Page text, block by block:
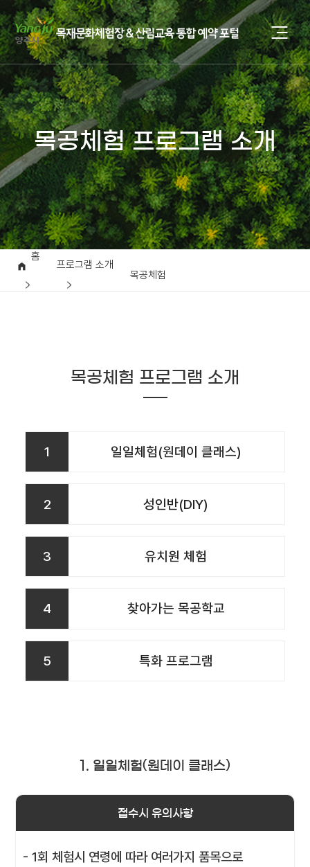
목공체험 프로그램 소개
홈
프로그램 소개
목공체험
목공체험 프로그램 소개
1 일일체험(원데이 클래스)
2 성인반(DIY)
3 유치원 체험
4 찾아가는 목공학교
5 특화 프로그램
1. 일일체험(원데이 클래스)
접수시 유의사항
- 1회 체험시 연령에 따라 여러가지 품목으로